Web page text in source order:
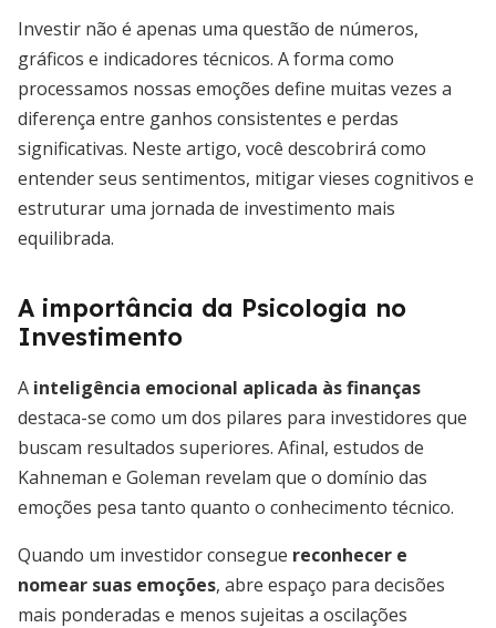
Investir não é apenas uma questão de números,
gráficos e indicadores técnicos. A forma como
processamos nossas emoções define muitas vezes a
diferença entre ganhos consistentes e perdas
significativas. Neste artigo, você descobrirá como
entender seus sentimentos, mitigar vieses cognitivos e
estruturar uma jornada de investimento mais
equilibrada.
A importância da Psicologia no
Investimento
A inteligência emocional aplicada às finanças
destaca-se como um dos pilares para investidores que
buscam resultados superiores. Afinal, estudos de
Kahneman e Goleman revelam que o domínio das
emoções pesa tanto quanto o conhecimento técnico.
Quando um investidor consegue reconhecer e
nomear suas emoções, abre espaço para decisões
mais ponderadas e menos sujeitas a oscilações